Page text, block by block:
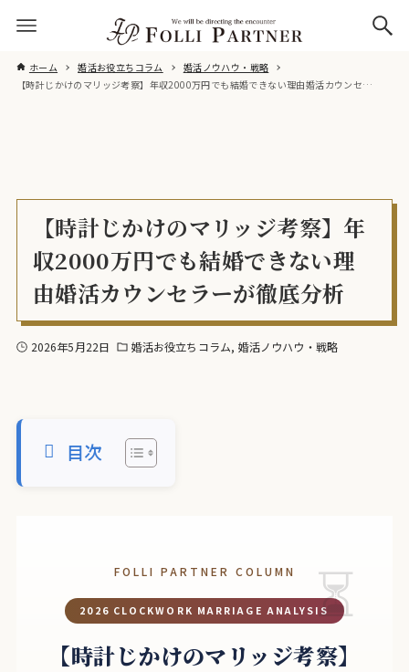
ホーム 婚活お役立ちコラム
婚活ノウハウ・戦略
【時計じかけのマリッジ考察】年収2000万円でも結婚できない理由婚活カウンセラーが徹底分析
【時計じかけのマリッジ考察】年
収2000万円でも結婚できない理
由婚活カウンセラーが徹底分析
2026年5月22日 婚活お役立ちコラム 婚活ノウハウ・戦略
目次
FOLLI PARTNER COLUMN
2026 CLOCKWORK MARRIAGE ANALYSIS
【時計じかけのマリッジ考察】